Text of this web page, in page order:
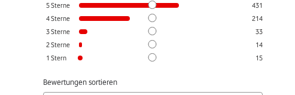
5Sterne
431
4Sterne
214
3Sterne
33
2Sterne
14
1 Stern 15
Bewertungen sortieren